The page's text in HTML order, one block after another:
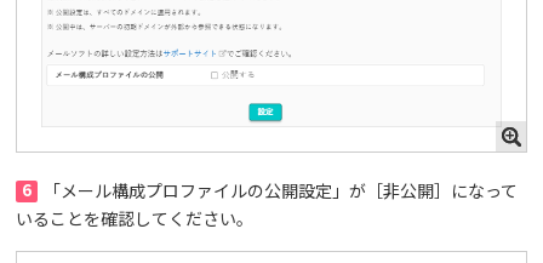
6
「メール構成プロファイルの公開設定」が［非公開］になって
いることを確認してください。